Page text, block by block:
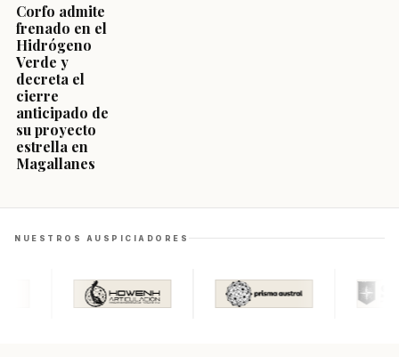
Corfo admite
frenado en el
Hidrógeno
Verde y
decreta el
cierre
anticipado de
su proyecto
estrella en
Magallanes
NUESTROS AUSPICIADORES